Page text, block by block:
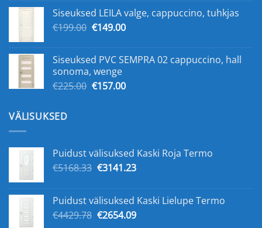
€199.00.€139.00.
Siseuksed LEILA valge, cappuccino, tuhkjas
€199.00 Algne
€199.00.
€149.00Praegune
€149.00.
Siseuksed PVC SEMPRA 02 cappuccino, hall
sonoma, wenge
€225.00 Algne
€157.00Praegune
VÄLISUKSED
Puidust välisuksed Kaski Roja Termo
€5168.33 Algne
€5168.33.
€3141.23Praegune
€3141.23.
Puidust välisuksed Kaski Lielupe Termo
€4429.78 Algne
€2654.09Praegune